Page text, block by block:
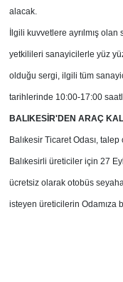
alacak.
İlgili kuvvetlere ayrılmış
yetkilileri sanayicilerle yüz
olduğu sergi, ilgili tüm
tarihlerinde 10:00-17:00
BALIKESİR'DEN ARAÇ
Balıkesir Ticaret Odası,
Balıkesirli üreticiler için 27
ücretsiz olarak otobüs
isteyen üreticilerin Odamıza